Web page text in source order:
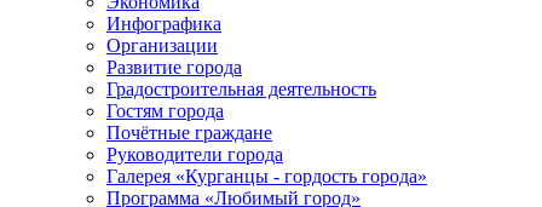
Инфографика
Организации
Развитие города
Градостроительная деятельность
Гостям города
Почётные граждане
Руководители города
Галерея «Курганцы - гордость города»
Программа «Любимый город»